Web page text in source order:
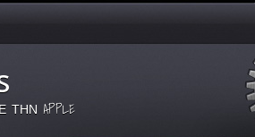
APPLE